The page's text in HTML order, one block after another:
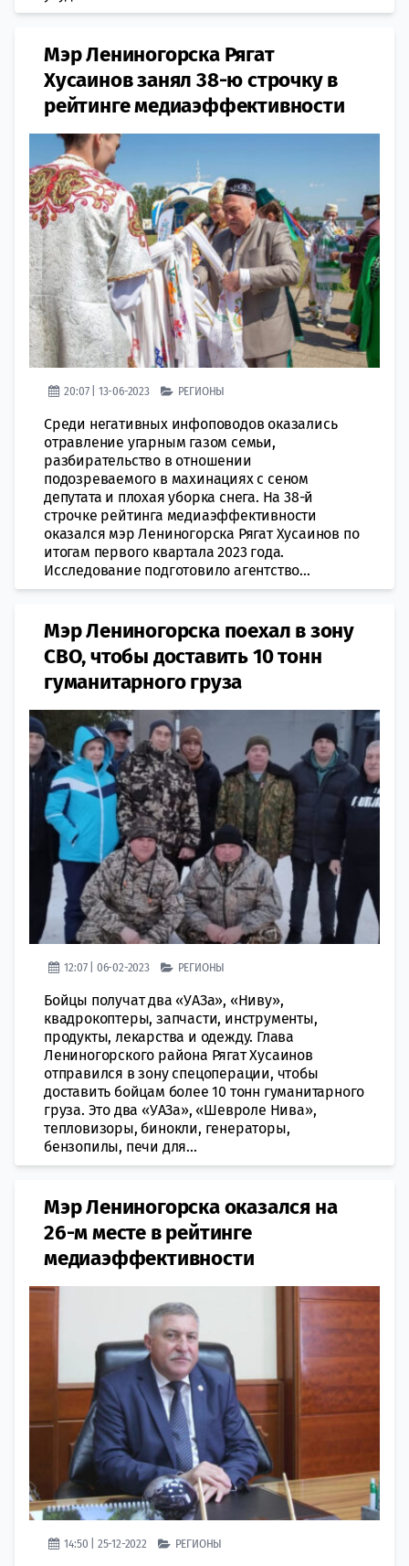
Мэр Лениногорска Рягат
Хусаинов занял 38-ю строчку в
рейтинге медиаэффективности
20:07 | 13-06-2023 РЕГИОНЫ
Среди негативных инфоповодов оказались
отравление угарным газом семьи,
разбирательство в отношении
подозреваемого в махинациях с сеном
депутата и плохая уборка снега. На 38-й
строчке рейтинга медиаэффективности
оказался мэр Лениногорска Рягат Хусаинов по
итогам первого квартала 2023 года.
Исследование подготовило агентство...
Мэр Лениногорска поехал в зону
СВО, чтобы доставить 10 тонн
гуманитарного груза
12:07 | 06-02-2023 РЕГИОНЫ
Бойцы получат два «УАЗа», «Ниву»,
квадрокоптеры, запчасти, инструменты,
продукты, лекарства и одежду. Глава
Лениногорского района Рягат Хусаинов
отправился в зону спецоперации, чтобы
доставить бойцам более 10 тонн гуманитарного
груза. Это два «УАЗа», «Шевроле Нива»,
тепловизоры, бинокли, генераторы,
бензопилы, печи для...
Мэр Лениногорска оказался на
26-м месте в рейтинге
медиаэффективности
14:50 | 25-12-2022 РЕГИОНЫ